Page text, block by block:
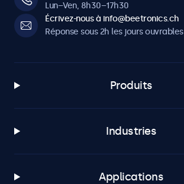
Lun–Ven, 8h30–17h30
Écrivez-nous à info@beetronics.ch
Réponse sous 2h les jours ouvrables
Produits
Industries
Applications